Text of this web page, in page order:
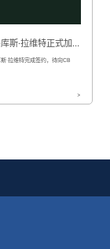
官宣 | 布雷迪·马内克、理查德·所罗门、以塞亚·泰勒、马库斯·拉维特正式加盟南京头排苏酒队
·拉维特完成签约，待向CB
>